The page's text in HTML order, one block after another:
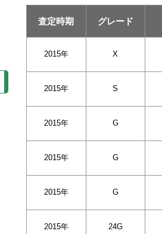
査定時期 グレード
2015年 X
2015年 S
2015年 G
2015年 G
2015年 G
2015年 24G